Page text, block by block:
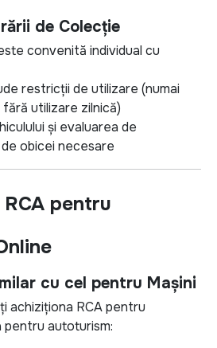
de Colecție
convenită individual cu
restricții de utilizare (numai
utilizare zilnică)
și evaluarea de
obicei necesare
pentru
cu cel pentru Mașini
achiziționa RCA pentru
autoturism: